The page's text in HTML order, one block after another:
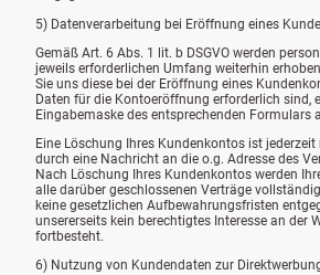
5) Datenverarbeitung bei Eröffnung eines
Gemäß Art. 6 Abs. 1 lit. b DSGVO werden
jeweils erforderlichen Umfang weiterhin
Sie uns diese bei der Eröffnung eines
Daten für die Kontoeröffnung erforderlich sind,
Eingabemaske des entsprechenden Formulars
Eine Löschung Ihres Kundenkontos ist
durch eine Nachricht an die o.g. Adresse des
Nach Löschung Ihres Kundenkontos werden
alle darüber geschlossenen Verträge
keine gesetzlichen Aufbewahrungsfristen
unsererseits kein berechtigtes Interesse an der
fortbesteht.
6) Nutzung von Kundendaten zur